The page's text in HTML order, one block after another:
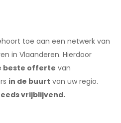
toe aan een netwerk van
in Vlaanderen. Hierdoor
beste offerte van
in de buurt van uw regio.
vrijblijvend.